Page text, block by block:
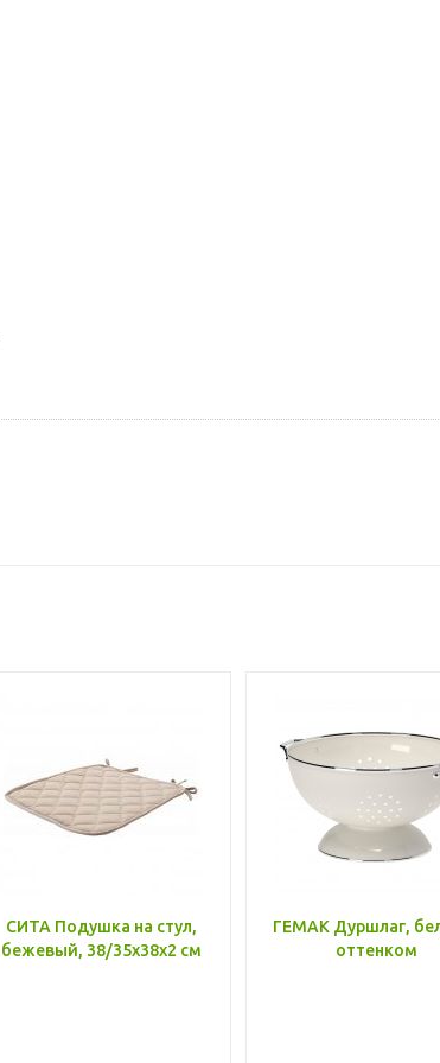
СИТА Подушка на стул,
бежевый, 38/35x38x2 см
ГЕМАК Дуршлаг,
оттенком